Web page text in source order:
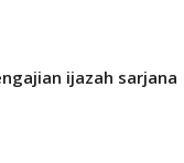
ijazah sarjana